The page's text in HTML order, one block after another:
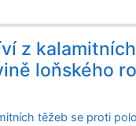
z
loňského
těžeb se proti